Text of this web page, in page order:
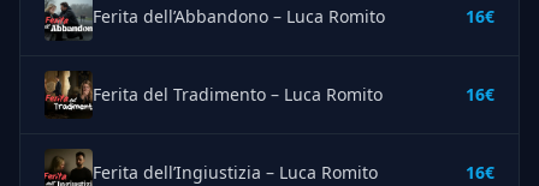
Ferita dell’Abbandono – Luca Romito 16€
Ferita del Tradimento – Luca Romito 16€
Ferita dell’Ingiustizia – Luca Romito 16€